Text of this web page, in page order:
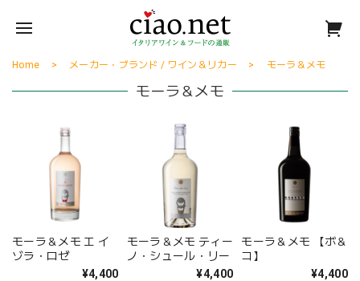
Home メーカー・ブランド / ワイン＆リカー モーラ＆メモ
モーラ＆メモ
モーラ＆メモ エ イ
ゾラ・ロゼ
¥4,400
モーラ＆メモ ティー
ノ・シュール・リー
¥4,400
モーラ＆メモ 【ボ＆
コ】
¥4,400